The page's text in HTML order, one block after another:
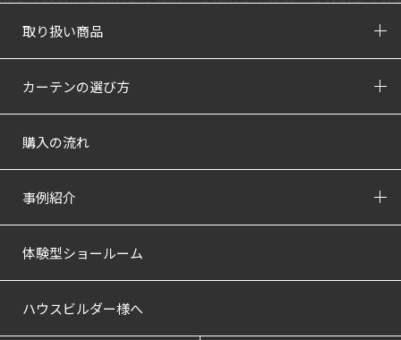
取り扱い商品
カーテンの選び方
購入の流れ
事例紹介
体験型ショールーム
ハウスビルダー様へ